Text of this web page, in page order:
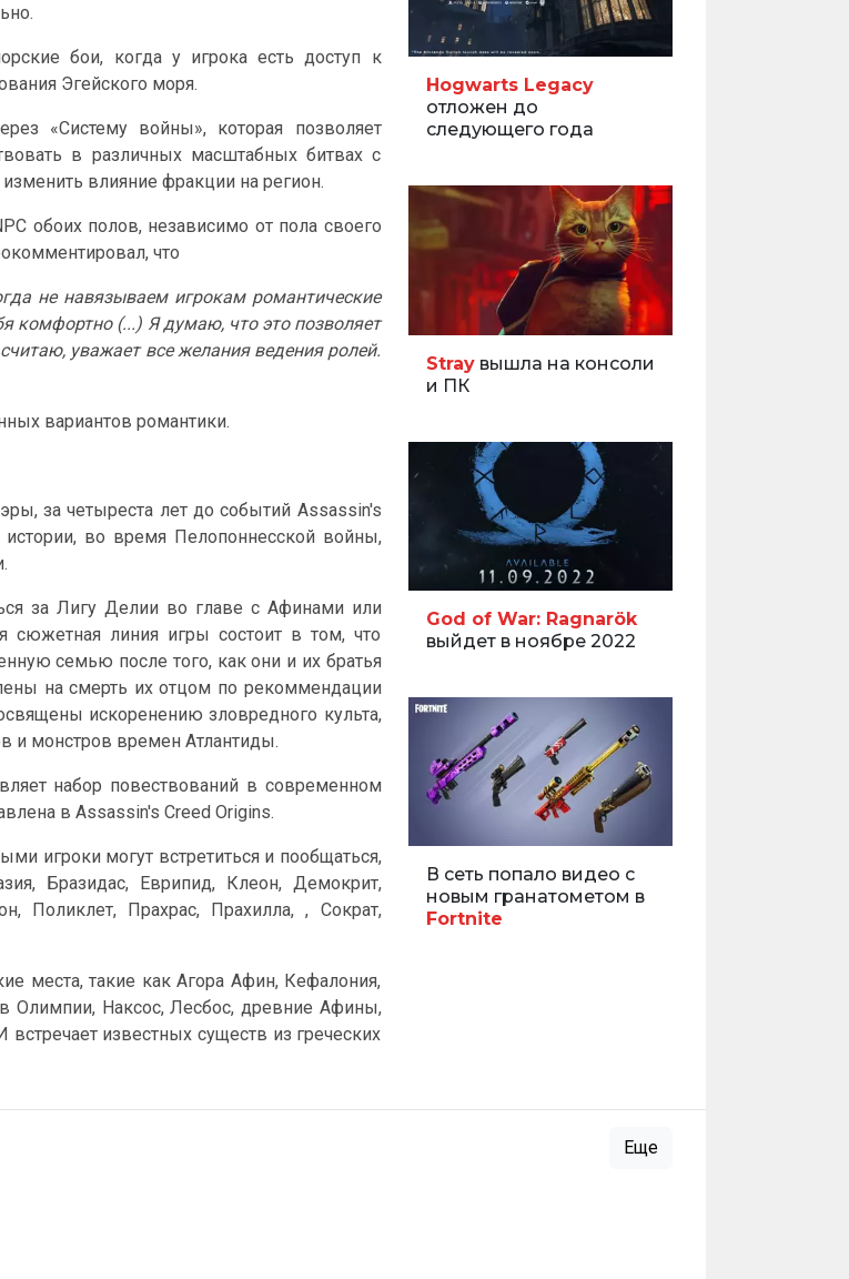
бои, когда у игрока есть доступ к
Эгейского моря.
«Систему войны», которая позволяет
в различных масштабных битвах с
влияние фракции на регион.
обоих полов, независимо от пола своего
что
не навязываем игрокам романтические
комфортно (...) Я думаю, что это позволяет
уважает все желания ведения ролей.
вариантов романтики.
за четыреста лет до событий Assassin's
во время Пелопоннесской войны,
за Лигу Делии во главе с Афинами или
сюжетная линия игры состоит в том, что
семью после того, как они и их братья
на смерть их отцом по рекоммендации
искоренению зловредного культа,
и монстров времен Атлантиды.
набор повествований в современном
​​в Assassin's Creed Origins.
игроки могут встретиться и пообщаться,
Бразидас, Еврипид, Клеон, Демокрит,
Поликлет, Прахрас, Прахилла, , Сократ,
места, такие как Агора Афин, Кефалония,
Олимпии, Наксос, Лесбос, древние Афины,
известных существ из греческих
Hogwarts Legacy
отложен до
следующего года
Strayвышла на консоли
и ПК
God of War: Ragnarök
выйдет в ноябре 2022
В сеть попало видео с
новым гранатометом в
Fortnite
Еще